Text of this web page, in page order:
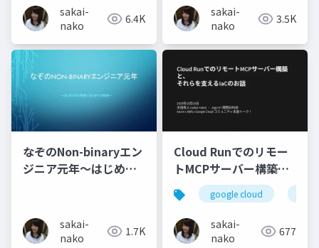
sakai-
nako
6.4K
sakai-
nako
3.5K
なぞのNon-binaryエン
ジニア元年～はじめて
sakai-
nako
1.7K
Cloud Runでのリモー
トMCPサーバー構築
と、それらを支えるIaC
のお話
google cloud
sakai-
nako
677